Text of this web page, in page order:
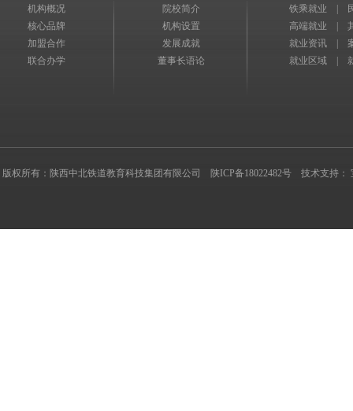
机构概况
院校简介 铁乘就业
核心品牌
机构设置 高端就业
加盟合作
发展成就 就业资讯
联合办学
董事长语论 就业区域
版权所有：陕西中北铁道教育科技集团有限公司 陕ICP备18022482号 技术支持 ：